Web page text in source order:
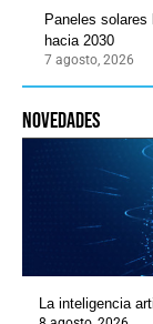
Paneles
hacia 2030
7 agosto, 2026
novedades
La inteligencia